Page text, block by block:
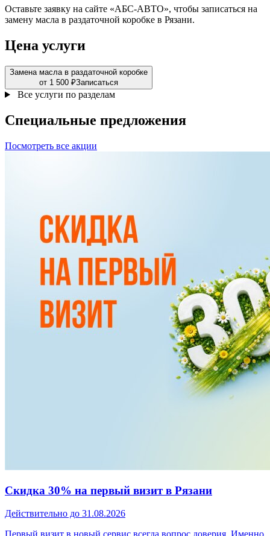
Оставьте заявку на сайте «АБС-АВТО», чтобы записаться на
замену масла в раздаточной коробке в Рязани.
Цена услуги
Замена масла в раздаточной коробке
от 1 500 ₽Записаться
Все услуги по разделам
Специальные предложения
Посмотреть все акции
Скидка 30% на первый визит в Рязани
Действительно до 31.08.2026